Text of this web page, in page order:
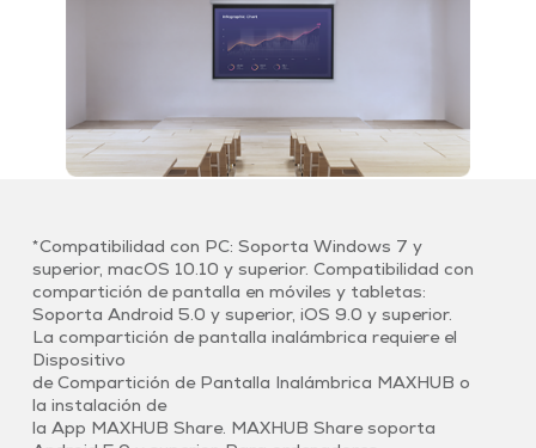
*Compatibilidad con PC: Soporta Windows 7 y
superior, macOS 10.10 y superior. Compatibilidad con
compartición de pantalla en móviles y tabletas:
Soporta Android 5.0 y superior, iOS 9.0 y superior.
La compartición de pantalla inalámbrica requiere el
Dispositivo
de Compartición de Pantalla Inalámbrica MAXHUB o
la instalación de
la App MAXHUB Share. MAXHUB Share soporta